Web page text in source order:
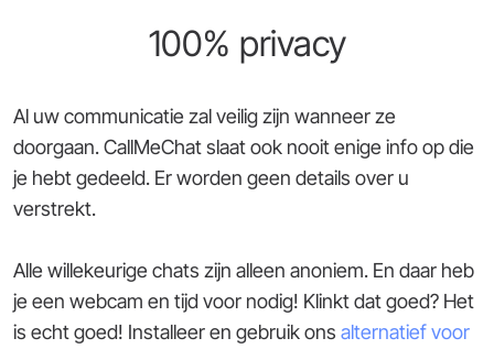
100% privacy
Al uw communicatie zal veilig zijn wanneer ze
doorgaan. CallMeChat slaat ook nooit enige info op die
je hebt gedeeld. Er worden geen details over u
verstrekt.
Alle willekeurige chats zijn alleen anoniem. En daar heb
je een webcam en tijd voor nodig! Klinkt dat goed? Het
is echt goed! Installeer en gebruik ons alternatief voor